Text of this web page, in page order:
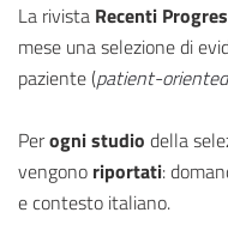
La rivista Recenti
mese una selezione di
paziente (patient-
Perogni studio della
vengono riportati:
e contesto italiano.